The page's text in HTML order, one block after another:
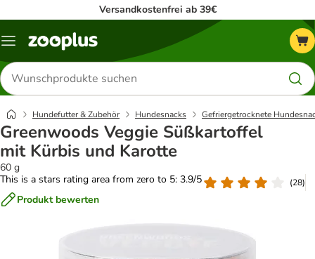
Versandkostenfrei ab 39€
Menü
Produkte
suchen
Hundefutter & Zubehör Hundesnacks Gefriergetrocknete
Greenwoods Veggie Süßkartoffel
mit Kürbis und Karotte
60 g
This is a stars rating area from zero to 5: 3.9/5
(28)
Produkt bewerten